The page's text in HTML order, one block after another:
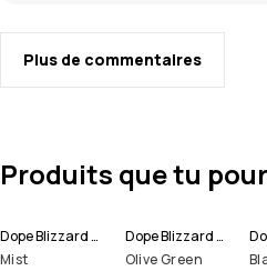
Plus de commentaires
Produits que tu
Dope Blizzard W Pantalon de Snowboard Femme
Mist
Dope Blizzard W Pantalon de Snowboard Femme
Olive Green